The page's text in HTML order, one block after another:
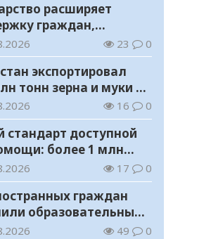
расширяет
граждан,
в новые
для работы
23 0
экспортировал
тонн зерна и муки в
эквиваленте 16 0
стандарт доступной
более 1 млн
получили
услуги
17 0
граждан
образовательные
для обучения в 49 0